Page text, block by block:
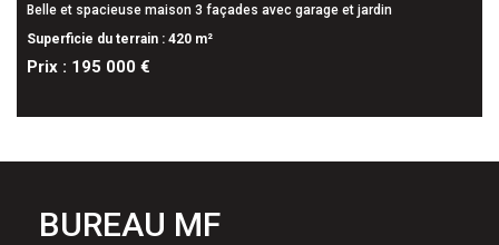
Belle et spacieuse maison 3 façades avec garage et jardin
Superficie du terrain : 420 m²
Prix : 195 000 €
BUREAU MF